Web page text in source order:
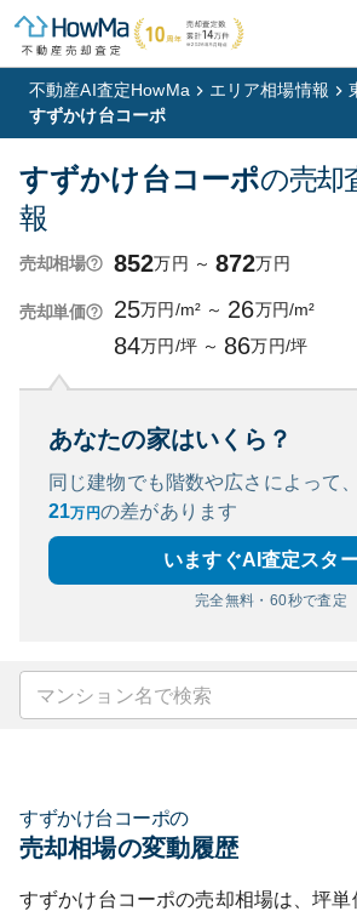
不動産AI査定HowMa エリア相場情報
すずかけ台コーポ
すずかけ台コーポの売却
報
売却相場 852万円 ～ 872万円
売却単価 25万円/m² ～ 26万円/m²
84万円/坪 ～ 86万円/坪
あなたの家はいくら？
同じ建物でも階数や広さによって、
21万円の差があります
いますぐAI査定スタ
完全無料・60秒で査定
すずかけ台コーポの
売却相場の変動履歴
すずかけ台コーポの売却相場は、坪単